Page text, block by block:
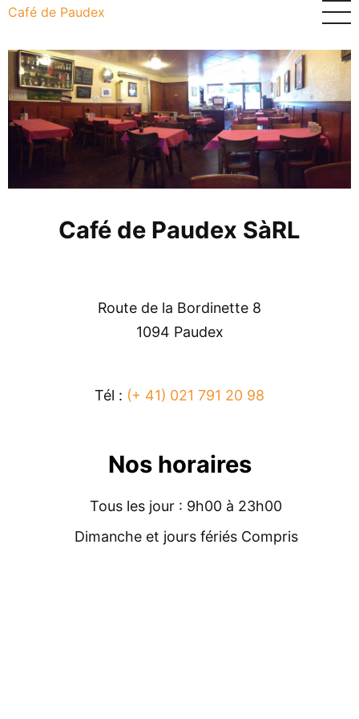
Aller
contenu
principal
Café de Paudex
Café de Paudex SàRL
Route de la Bordinette 8
1094 Paudex
Tél : (+ 41) 021 791 20 98
Nos horaires
Tous les jour : 9h00 à 23h00
Dimanche et jours fériés Compris